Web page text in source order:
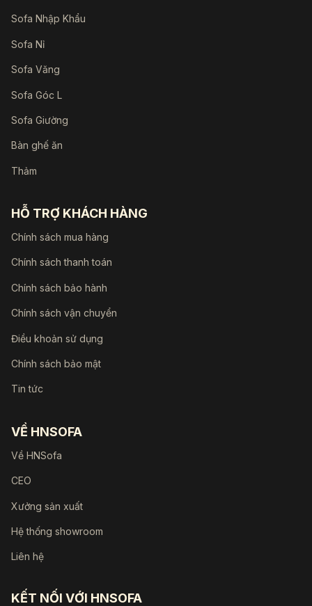
Sofa Nhập Khẩu
Sofa Nỉ
Sofa Văng
Sofa Góc L
Sofa Giường
Bàn ghế ăn
Thảm
HỖ TRỢ KHÁCH HÀNG
Chính sách mua hàng
Chính sách thanh toán
Chính sách bảo hành
Chính sách vận chuyển
Điều khoản sử dụng
Chính sách bảo mật
Tin tức
VỀ HNSOFA
Về HNSofa
CEO
Xưởng sản xuất
Hệ thống showroom
Liên hệ
KẾT NỐI VỚI HNSOFA